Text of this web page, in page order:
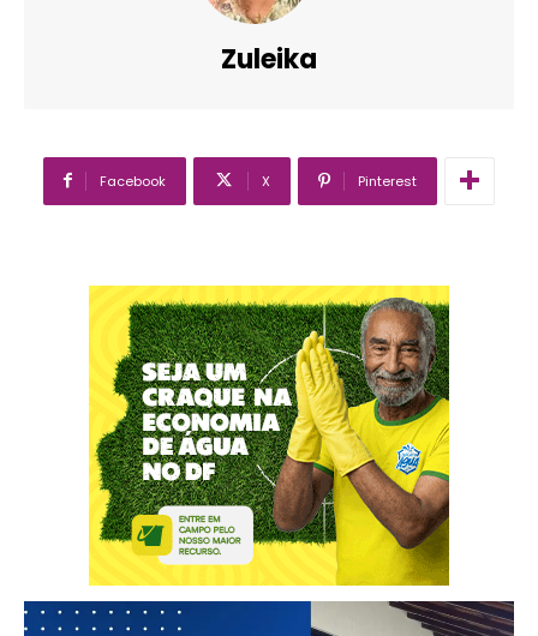
Zuleika
Facebook X Pinterest